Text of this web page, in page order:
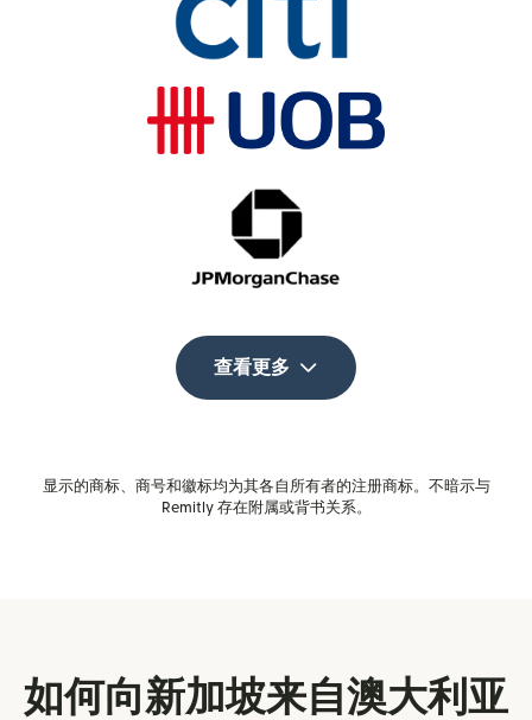
查看更多
显示的商标、商号和徽标均为其各自所有者的注册商标。不暗示与
Remitly 存在附属或背书关系。
如何向新加坡来自澳大利亚